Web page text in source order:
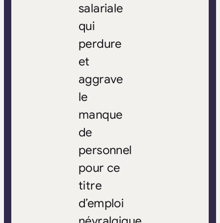
salariale
qui
perdure
et
aggrave
le
manque
de
personnel
pour ce
titre
d’emploi